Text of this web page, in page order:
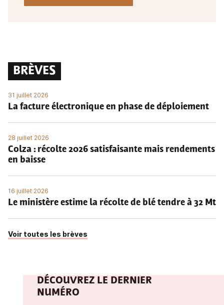
BRÈVES
31 juillet 2026
La facture électronique en phase de déploiement
28 juillet 2026
Colza : récolte 2026 satisfaisante mais rendements
en baisse
16 juillet 2026
Le ministère estime la récolte de blé tendre à 32 Mt
Voir toutes les brèves
DÉCOUVREZ LE DERNIER
NUMÉRO